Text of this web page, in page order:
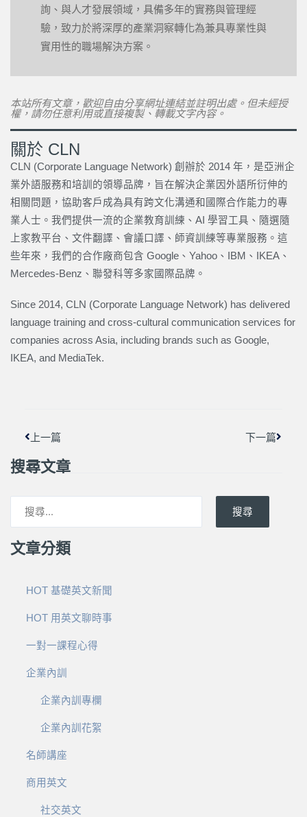
詢、與人才發展領域，具備多年的實務與管理經
驗，致力於將深厚的產業洞察轉化為兼具專業性與
實用性的職場解決方案。
本站所有文章，歡迎自由分享網址連結並註明出處。但未經授
權，請勿任意利用或直接複製、轉載文字內容。
關於 CLN
CLN (Corporate Language Network) 創辦於 2014 年，是亞洲企
業外語服務和培訓的領導品牌，旨在解決企業因外語所衍伸的
相關問題，協助客戶成為具有跨文化溝通和國際合作能力的專
業人士。我們提供一流的企業教育訓練、AI 學習工具、隨選隨
上家教平台、文件翻譯、會議口譯、師資訓練等專業服務。這
些年來，我們的合作廠商包含 Google、Yahoo、IBM、IKEA、
Mercedes-Benz、聯發科等多家國際品牌。
Since 2014, CLN (Corporate Language Network) has delivered
language training and cross-cultural communication services for
companies across Asia, including brands such as Google,
IKEA, and MediaTek.
上一篇 下一篇
搜尋文章
搜尋
文章分類
HOT 基礎英文新聞
HOT 用英文聊時事
一對一課程心得
企業內訓
企業內訓專欄
企業內訓花絮
名師講座
商用英文
社交英文